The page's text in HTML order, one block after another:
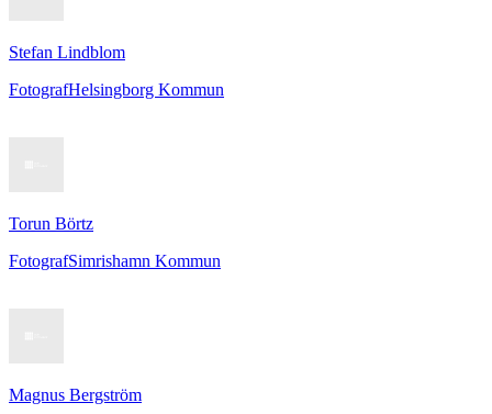
Stefan Lindblom
FotografHelsingborg Kommun
Torun Börtz
FotografSimrishamn Kommun
Magnus Bergström